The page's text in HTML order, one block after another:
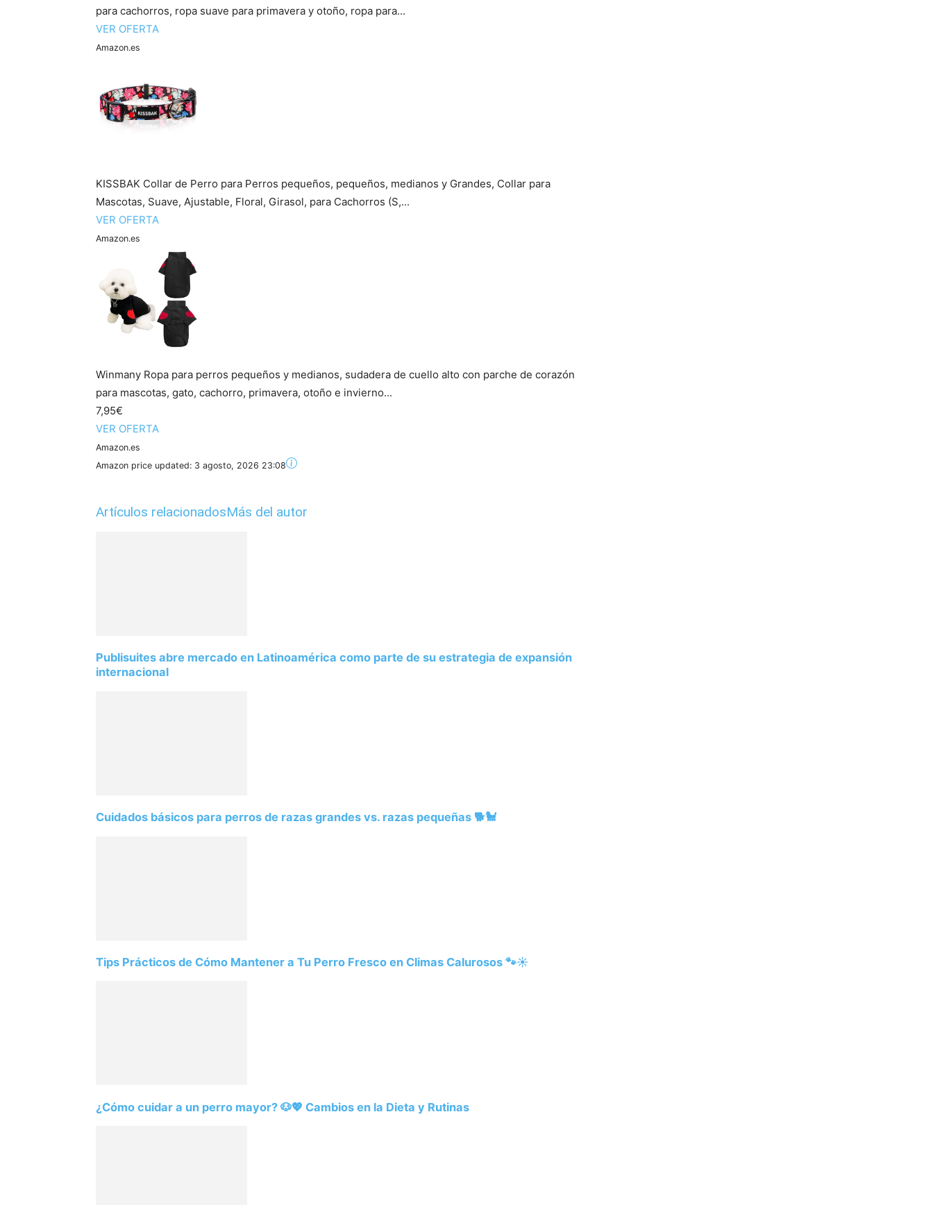
para cachorros, ropa suave para primavera y otoño, ropa para...
VER OFERTA
Amazon.es
KISSBAK Collar de Perro para Perros pequeños, pequeños, medianos y Grandes, Collar para
Mascotas, Suave, Ajustable, Floral, Girasol, para Cachorros (S,...
VER OFERTA
Amazon.es
Winmany Ropa para perros pequeños y medianos, sudadera de cuello alto con parche de corazón
para mascotas, gato, cachorro, primavera, otoño e invierno...
7,95€
VER OFERTA
Amazon.es
Amazon price updated: 3 agosto, 2026 23:08
Artículos relacionadosMás del autor
Publisuites abre mercado en Latinoamérica como parte de su estrategia de expansión
internacional
Cuidados básicos para perros de razas grandes vs. razas pequeñas 🐕🐩
Tips Prácticos de Cómo Mantener a Tu Perro Fresco en Climas Calurosos 🐾☀️
¿Cómo cuidar a un perro mayor? 🐶💖 Cambios en la Dieta y Rutinas